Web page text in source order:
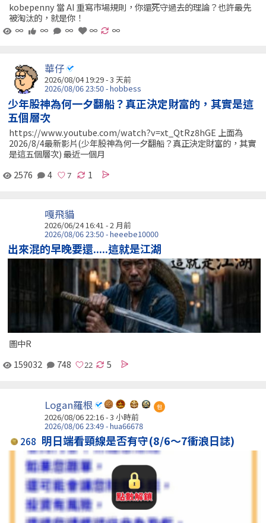
kobepenny 當 AI 重寫市場規則，你還死守過去的理論？也許最先
被淘汰的，就是你！
∞
∞ ∞ ∞ ∞
華仔
2026/08/04 19:29 - 3 天前
2026/08/06 23:50 - hobbess
少年股神為何一夕翻船？真正決定財富的，其實是這
五個層次
https://www.youtube.com/watch?v=xt_QtRz8hGE 上面為
2026/8/4最新影片(少年股神為何一夕翻船？真正決定財富的，其實
是這五個層次) 最近一個月
2576
4 1
嘎飛貓
2026/06/24 16:41 - 2 月前
2026/08/06 23:50 - heeebe10000
出來混的早晚要還.....這就是江湖
圖中R
159032
748 5
Logan羅根 包
2026/08/06 22:16 -3 小時前
2026/08/06 23:49 - hua66678
268 明日端看頸線是否有守(8/6～7衝浪日誌)